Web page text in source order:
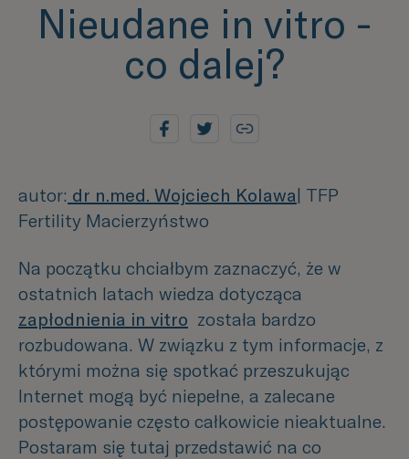
Nieudane in vitro -
co dalej?
autor: dr n.med. Wojciech Kolawa| TFP
Fertility Macierzyństwo
Na początku chciałbym zaznaczyć, że w
ostatnich latach wiedza dotycząca
zapłodnienia in vitro została bardzo
rozbudowana. W związku z tym informacje, z
którymi można się spotkać przeszukując
Internet mogą być niepełne, a zalecane
postępowanie często całkowicie nieaktualne.
Postaram się tutaj przedstawić na co